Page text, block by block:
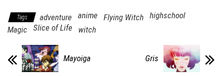
Tags adventure anime Flying Witch
highschool
Magic Slice of Life witch
Mayoiga Gris